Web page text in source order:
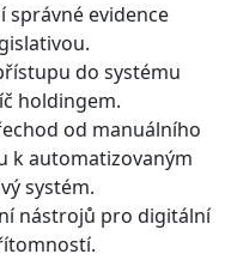
správné evidence
do systému
holdingem.
od manuálního
k automatizovaným
systém.
nástrojů pro digitální